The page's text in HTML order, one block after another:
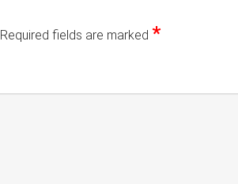
Required fields are marked *